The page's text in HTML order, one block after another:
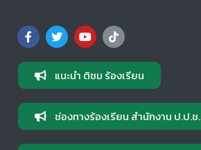
แนะนำ ติชม ร้องเรียน
ช่องทางร้องเรียน สำนักงาน ป.ป.ช.